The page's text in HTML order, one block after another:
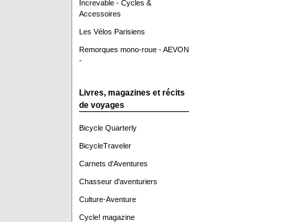
Increvable - Cycles &
Accessoires
Les Vélos Parisiens
Remorques mono-roue - AEVON
-
Livres, magazines et récits
de voyages
Bicycle Quarterly
BicycleTraveler
Carnets d'Aventures
Chasseur d'aventuriers
Culture-Aventure
Cycle! magazine